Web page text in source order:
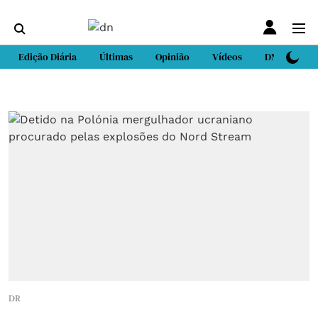
Edição Diária Últimas Opinião Vídeos DN Sport
DR